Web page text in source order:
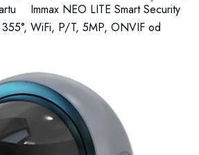
Immax NEO LITE Smart Security
355°, WiFi, P/T, 5MP, ONVIF od